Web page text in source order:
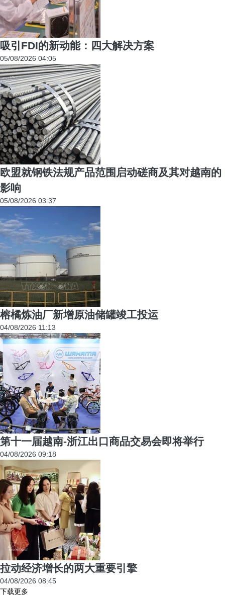
吸引FDI的新动能：四大解决方案
05/08/2026 04:05
欧盟就钢铁法规产品范围启动磋商及其对越南的
影响
05/08/2026 03:37
榕橘炼油厂新增原油储罐竣工投运
04/08/2026 11:13
第十一届越南-浙江出口商品交易会即将举行
04/08/2026 09:18
拉动经济增长的两大重要引擎
04/08/2026 08:45
下载更多